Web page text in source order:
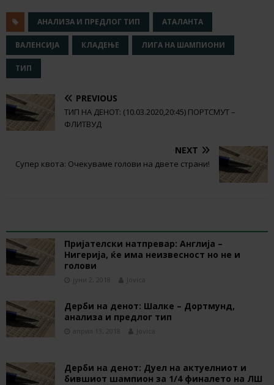
АНАЛИЗА И ПРЕДЛОГ ТИП АТАЛАНТА
ВАЛЕНСИЈА КЛАДЕЊЕ ЛИГА НА ШАМПИОНИ
ТИП
PREVIOUS
ТИП НА ДЕНОТ: (10.03.2020,20:45) ПОРТСМУТ –
ФЛИТВУД
NEXT
Супер квота: Очекуваме голови на двете страни!
Пријателски натпревар: Англија –
Нигерија, ќе има неизвесност но не и
голови
јуни 2, 2018 Jovica
Дерби на денот: Шалке – Дортмунд,
анализа и предлог тип
април 13, 2018 Jovica
Дерби на денот: Дуел на актуелниот и
бившиот шампион за 1/4 финалето на ЛШ